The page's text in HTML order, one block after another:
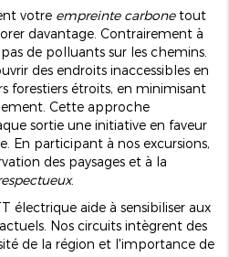
votre empreinte carbonetout
davantage. Contrairement à
de polluants sur les chemins.
des endroits inaccessibles en
forestiers étroits, en minimisant
Cette approche
sortie une initiative en faveur
En participant à nos excursions,
des paysages et à la
.
électrique aide à sensibiliser aux
Nos circuits intègrent des
de la région et l'importance de